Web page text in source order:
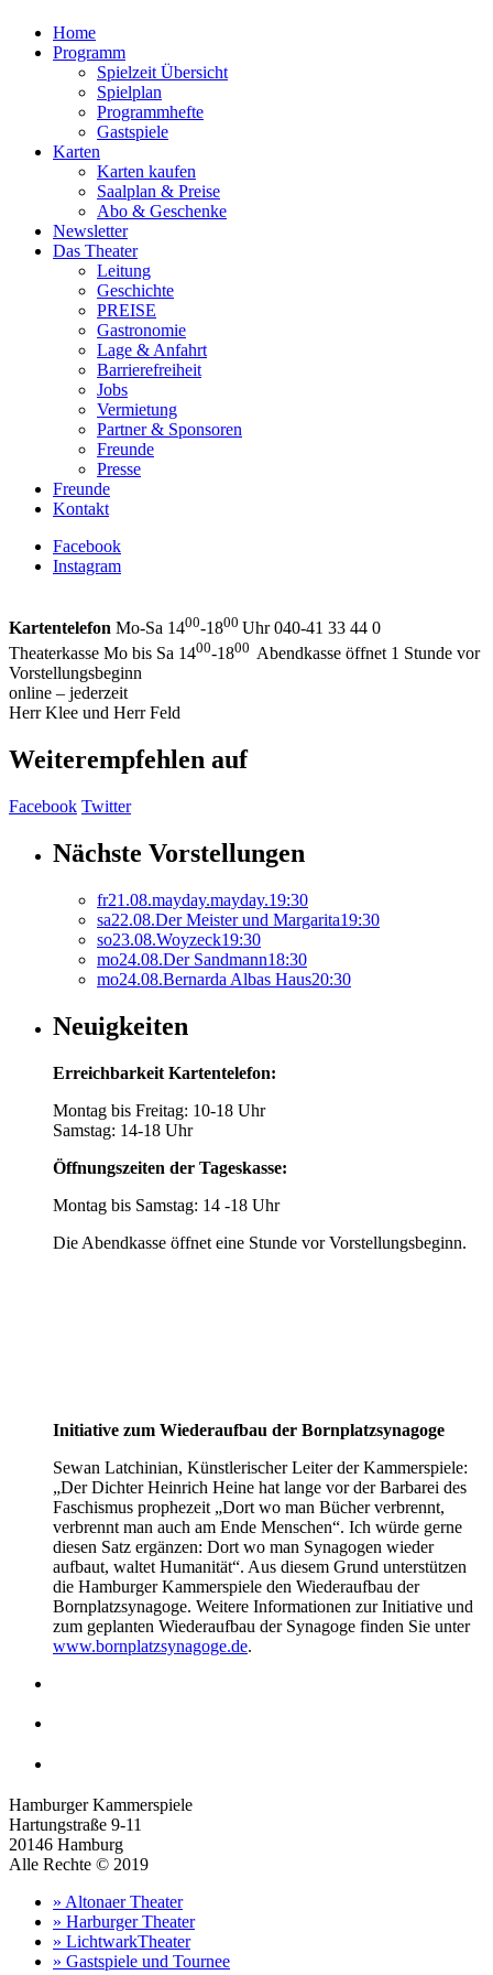
Home
Programm
Spielzeit Übersicht
Spielplan
Programmhefte
Gastspiele
Karten
Karten kaufen
Saalplan & Preise
Abo & Geschenke
Newsletter
Das Theater
Leitung
Geschichte
PREISE
Gastronomie
Lage & Anfahrt
Barrierefreiheit
Jobs
Vermietung
Partner & Sponsoren
Freunde
Presse
Freunde
Kontakt
Facebook
Instagram
Kartentelefon Mo-Sa 1400-1800 Uhr 040-41 33 44 0
Theaterkasse Mo bis Sa 1400-1800 Abendkasse öffnet 1 Stunde vor
Vorstellungsbeginn
online – jederzeit
Herr Klee und Herr Feld
Weiterempfehlen auf
Facebook Twitter
Nächste Vorstellungen
fr21.08.mayday.mayday.19:30
sa22.08.Der Meister und Margarita19:30
so23.08.Woyzeck19:30
mo24.08.Der Sandmann18:30
mo24.08.Bernarda Albas Haus20:30
Neuigkeiten
Erreichbarkeit Kartentelefon:
Montag bis Freitag: 10-18 Uhr
Samstag: 14-18 Uhr
Öffnungszeiten der Tageskasse:
Montag bis Samstag: 14 -18 Uhr
Die Abendkasse öffnet eine Stunde vor Vorstellungsbeginn.
Initiative zum Wiederaufbau der Bornplatzsynagoge
Sewan Latchinian, Künstlerischer Leiter der Kammerspiele:
„Der Dichter Heinrich Heine hat lange vor der Barbarei des
Faschismus prophezeit „Dort wo man Bücher verbrennt,
verbrennt man auch am Ende Menschen“. Ich würde gerne
diesen Satz ergänzen: Dort wo man Synagogen wieder
aufbaut, waltet Humanität“. Aus diesem Grund unterstützen
die Hamburger Kammerspiele den Wiederaufbau der
Bornplatzsynagoge. Weitere Informationen zur Initiative und
zum geplanten Wiederaufbau der Synagoge finden Sie unter
www.bornplatzsynagoge.de.
Hamburger Kammerspiele
Hartungstraße 9-11
20146 Hamburg
Alle Rechte © 2019
» Altonaer Theater
» Harburger Theater
» LichtwarkTheater
» Gastspiele und Tournee